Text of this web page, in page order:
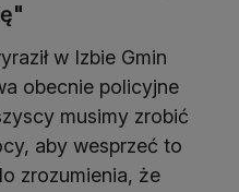
w Izbie Gmin
obecnie policyjne
musimy zrobić
aby wesprzeć to
zrozumienia, że